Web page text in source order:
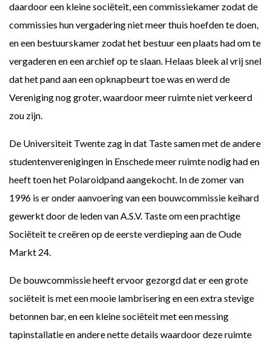
daardoor een kleine sociëteit, een commissiekamer zodat de
commissies hun vergadering niet meer thuis hoefden te doen,
en een bestuurskamer zodat het bestuur een plaats had om te
vergaderen en een archief op te slaan. Helaas bleek al vrij snel
dat het pand aan een opknapbeurt toe was en werd de
Vereniging nog groter, waardoor meer ruimte niet verkeerd
zou zijn.
De Universiteit Twente zag in dat Taste samen met de andere
studentenverenigingen in Enschede meer ruimte nodig had en
heeft toen het Polaroidpand aangekocht. In de zomer van
1996 is er onder aanvoering van een bouwcommissie keihard
gewerkt door de leden van A.S.V. Taste om een prachtige
Sociëteit te creëren op de eerste verdieping aan de Oude
Markt 24.
De bouwcommissie heeft ervoor gezorgd dat er een grote
sociëteit is met een mooie lambrisering en een extra stevige
betonnen bar, en een kleine sociëteit met een messing
tapinstallatie en andere nette details waardoor deze ruimte